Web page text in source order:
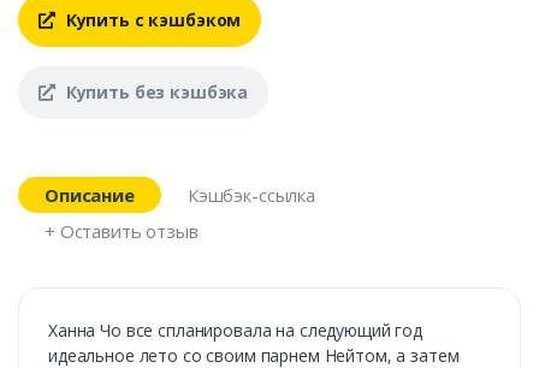
Купить с кэшбэком
Купить без кэшбэка
Описание
Кэшбэк-ссылка
+ Оставить отзыв
Ханна Чо все спланировала на следующий год
идеальное лето со своим парнем Нейтом, а затем